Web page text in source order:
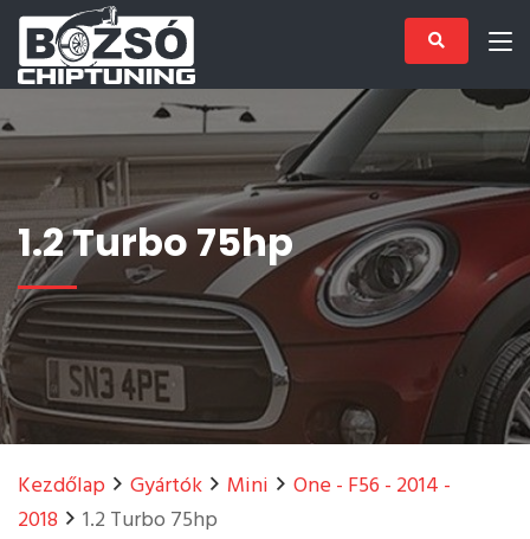
1.2 Turbo 75hp
Kezdőlap Gyártók Mini
One - F56 - 2014 -
2018
1.2 Turbo 75hp